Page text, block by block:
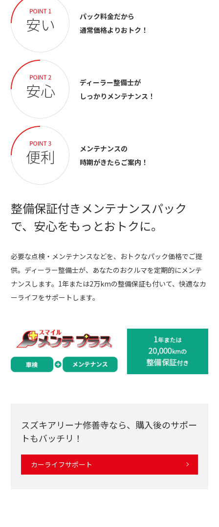
パック料金だから
通常価格よりおトク！
ディーラー整備士が
しっかりメンテナンス！
メンテナンスの
時期がきたらご案内！
整備保証付きメンテナンスパック
で、 安心をもっとおトクに。
必要な点検・メンテナンスなどを、おトクなパック価格でご提
供。ディーラー整備士が、あなたのおクルマを定期的にメンテ
ナンスします。1年または2万kmの整備保証も付いて、快適なカ
ーライフをサポートします。
スズキアリーナ修善寺なら、 購入後のサポー
トもバッチリ！
カーライフサポート